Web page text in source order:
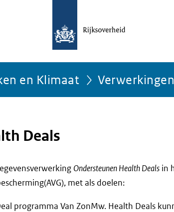
en Klimaat Verwerkingen
Deals
Ondersteunen Health Deals in
met als doelen:
programma Van ZonMw. Health Deals